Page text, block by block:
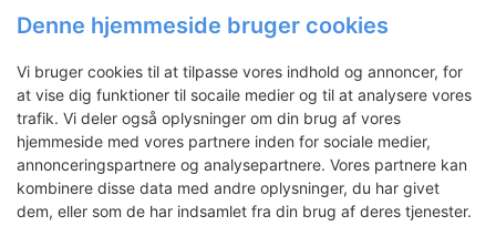
Denne hjemmeside bruger cookies
Vi bruger cookies til at tilpasse vores indhold og annoncer, for
at vise dig funktioner til socaile medier og til at analysere vores
trafik. Vi deler også oplysninger om din brug af vores
hjemmeside med vores partnere inden for sociale medier,
annonceringspartnere og analysepartnere. Vores partnere kan
kombinere disse data med andre oplysninger, du har givet
dem, eller som de har indsamlet fra din brug af deres tjenester.